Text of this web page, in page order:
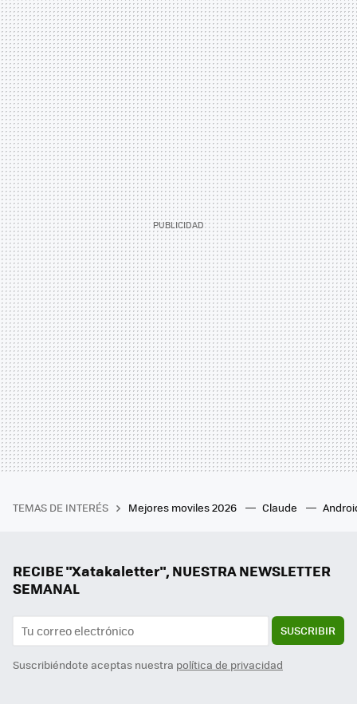
TEMAS DE INTERÉS Mejores moviles 2026 Claude
RECIBE "Xatakaletter", NUESTRA NEWSLETTER
SEMANAL
SUSCRIBIR
Suscribiéndote aceptas nuestra política de privacidad